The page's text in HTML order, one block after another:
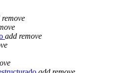
remove
add remove